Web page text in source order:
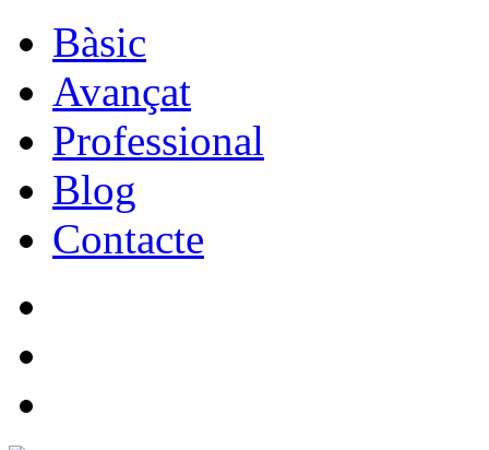
Bàsic
Avançat
Professional
Blog
Contacte